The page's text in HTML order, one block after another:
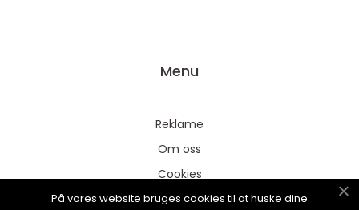
Menu
Reklame
Om oss
Cookies
Kontakt Oss
På vores website bruges cookies til at huske dine